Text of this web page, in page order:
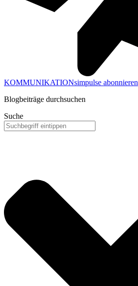
KOMMUNIKATIONsimpulse abonnieren
Blogbeiträge durchsuchen
Suche